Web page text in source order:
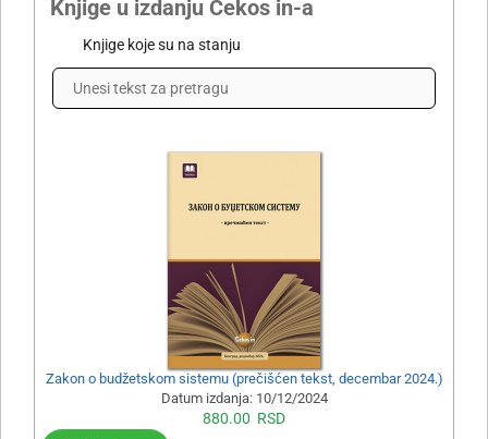
Knjige u izdanju Cekos in-a
Knjige koje su na stanju
Zakon o budžetskom sistemu (prečišćen tekst, decembar 2024.)
Datum izdanja: 10/12/2024
880.00 RSD